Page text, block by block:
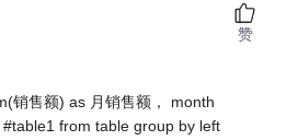
销售额) as 月销售额， month
from table group by left
赞